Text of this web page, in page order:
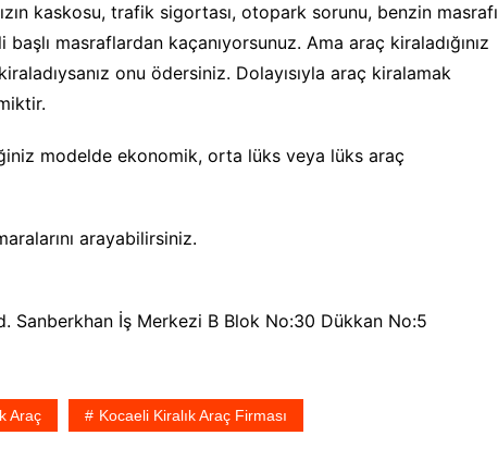
kaskosu, trafik sigortası, otopark sorunu, benzin masrafı
başlı masraflardan kaçanıyorsunuz. Ama araç kiraladığınız
onu ödersiniz. Dolayısıyla araç kiralamak
modelde ekonomik, orta lüks veya lüks araç
arayabilirsiniz.
Sanberkhan İş Merkezi B Blok No:30 Dükkan No:5
Araç Kocaeli Kiralık Araç Firması